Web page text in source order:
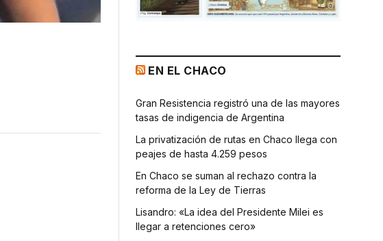
EN EL CHACO
Gran Resistencia registró una de las mayores
tasas de indigencia de Argentina
La privatización de rutas en Chaco llega con
peajes de hasta 4.259 pesos
En Chaco se suman al rechazo contra la
reforma de la Ley de Tierras
Lisandro: «La idea del Presidente Milei es
llegar a retenciones cero»